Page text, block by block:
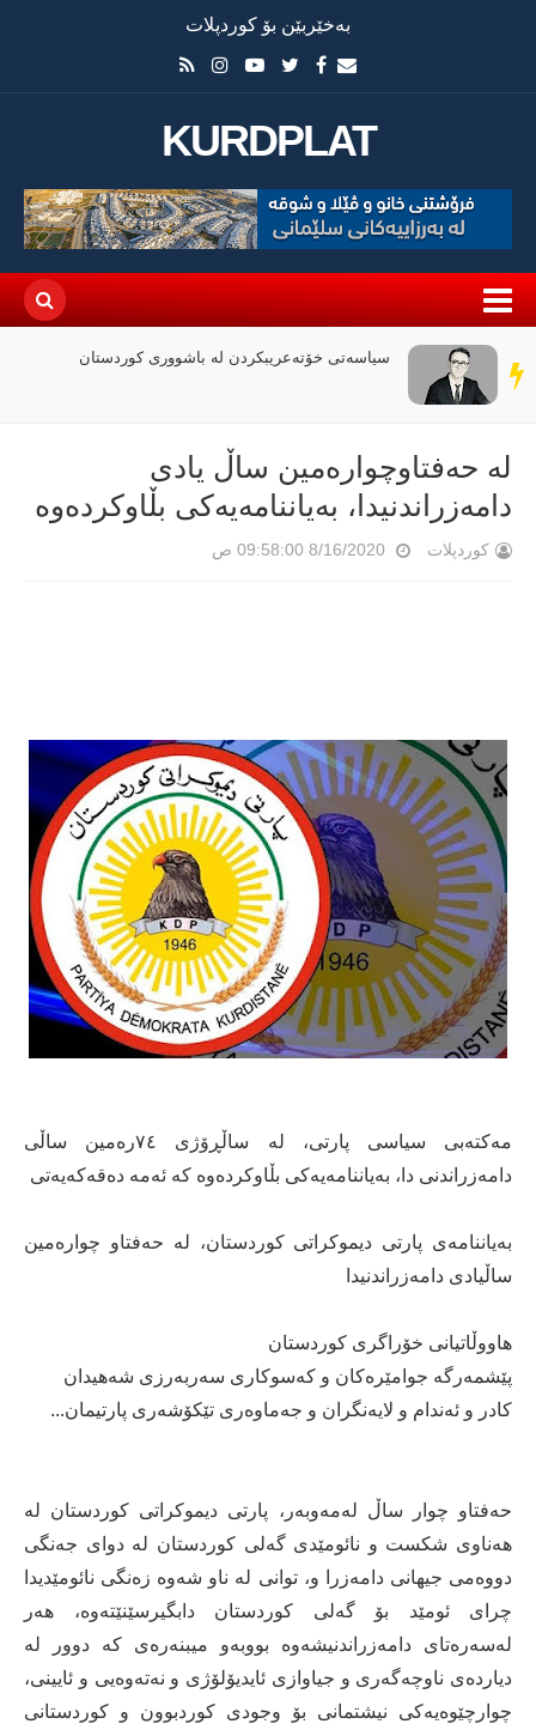
بەخێربێن بۆ کوردپلات
KURDPLAT
سەر
دێڕ
سیاسەتی خۆتەعریبکردن لە باشووری کوردستان
لە حەفتاوچوارەمین ساڵ یادی
دامەزراندنیدا، بەیاننامەیەكی بڵاوكردەوە
کوردپلات 8/16/2020 09:58:00 ص
مەكتەبی سیاسی پارتی، لە ساڵڕۆژی ٧٤رەمین ساڵی
دامەزراندنی دا، بەیاننامەیەكی بڵاوكردەوە كە ئەمە دەقەكەیەتی
بەیاننامه‌ی پارتی دیموكراتی كوردستان، لە حه‌فتاو چواره‌مین
ساڵیادی دامه‌زراندنیدا
هاووڵاتیانی خۆراگری كوردستان
پێشمه‌رگه‌ جوامێره‌كان و كه‌سوكاری سه‌ربه‌رزی شه‌هیدان
كادر و ئه‌ندام و لایه‌نگران و جه‌ماوه‌ری تێكۆشه‌ری پارتیمان...
حه‌فتاو چوار ساڵ له‌مه‌وبه‌ر، پارتی دیموكراتی كوردستان له‌
هه‌ناوی شكست و نائومێدی گه‌لی كوردستان له‌ دوای جه‌نگی
دووه‌می جیهانی دامه‌زرا و، توانی له ‌ناو شه‌وه‌ زه‌نگی نائومێدیدا
چرای ئومێد بۆ گه‌لی كوردستان دابگیرسێنێته‌وه‌، هه‌ر
له‌سه‌ره‌تای دامه‌زراندنیشه‌وه‌ بووبه‌‌و میبنه‌ره‌ی كه‌ دوور له
‌دیارده‌ی ناوچه‌گه‌ری و جیاوازی ئایدیۆلۆژی و نه‌ته‌وه‌یی ‌و ئایینی،
چوارچێوه‌یه‌كی نیشتمانی بۆ وجودی كوردبوون و كوردستانی